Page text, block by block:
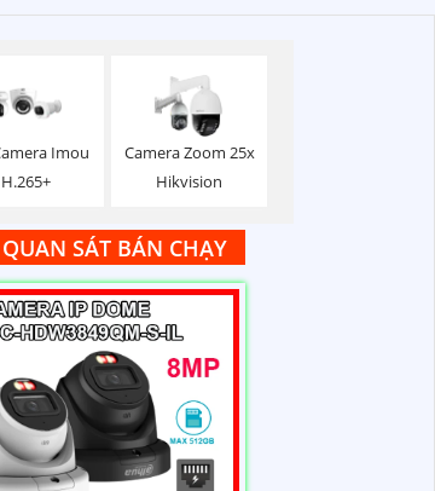
Imou
H.265+
Camera Zoom 25x
Hikvision
SÁT BÁN CHẠY